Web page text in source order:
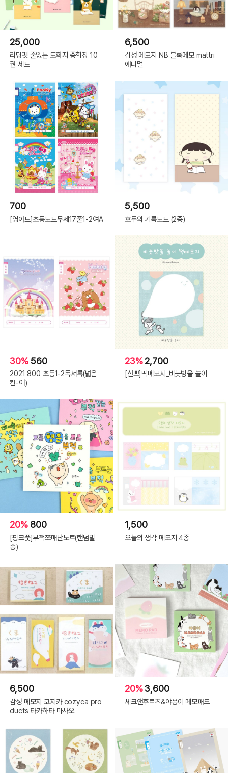
25,000
리딩펫 줄없는 도화지 종합장 10
권 세트
6,500
감성 메모지 NB 블록메모 mattri
애니멀
700
[영아트]초등노트무제17줄1-2여A
5,500
호두의 기록노트 (2종)
30% 560
2021 800 초등1-2독서록(넓은
칸-여)
23%2,700
[산뽀]떡메모지_비눗방울 놀이
20% 800
[핑크풋]부적쪼매난노트(랜덤발
송)
1,500
오늘의 생각 메모지 4종
6,500
감성 메모지 코지카 cozyca pro
ducts 타카하타 마사오
20%3,600
체크앤후르츠&야옹이 메모패드